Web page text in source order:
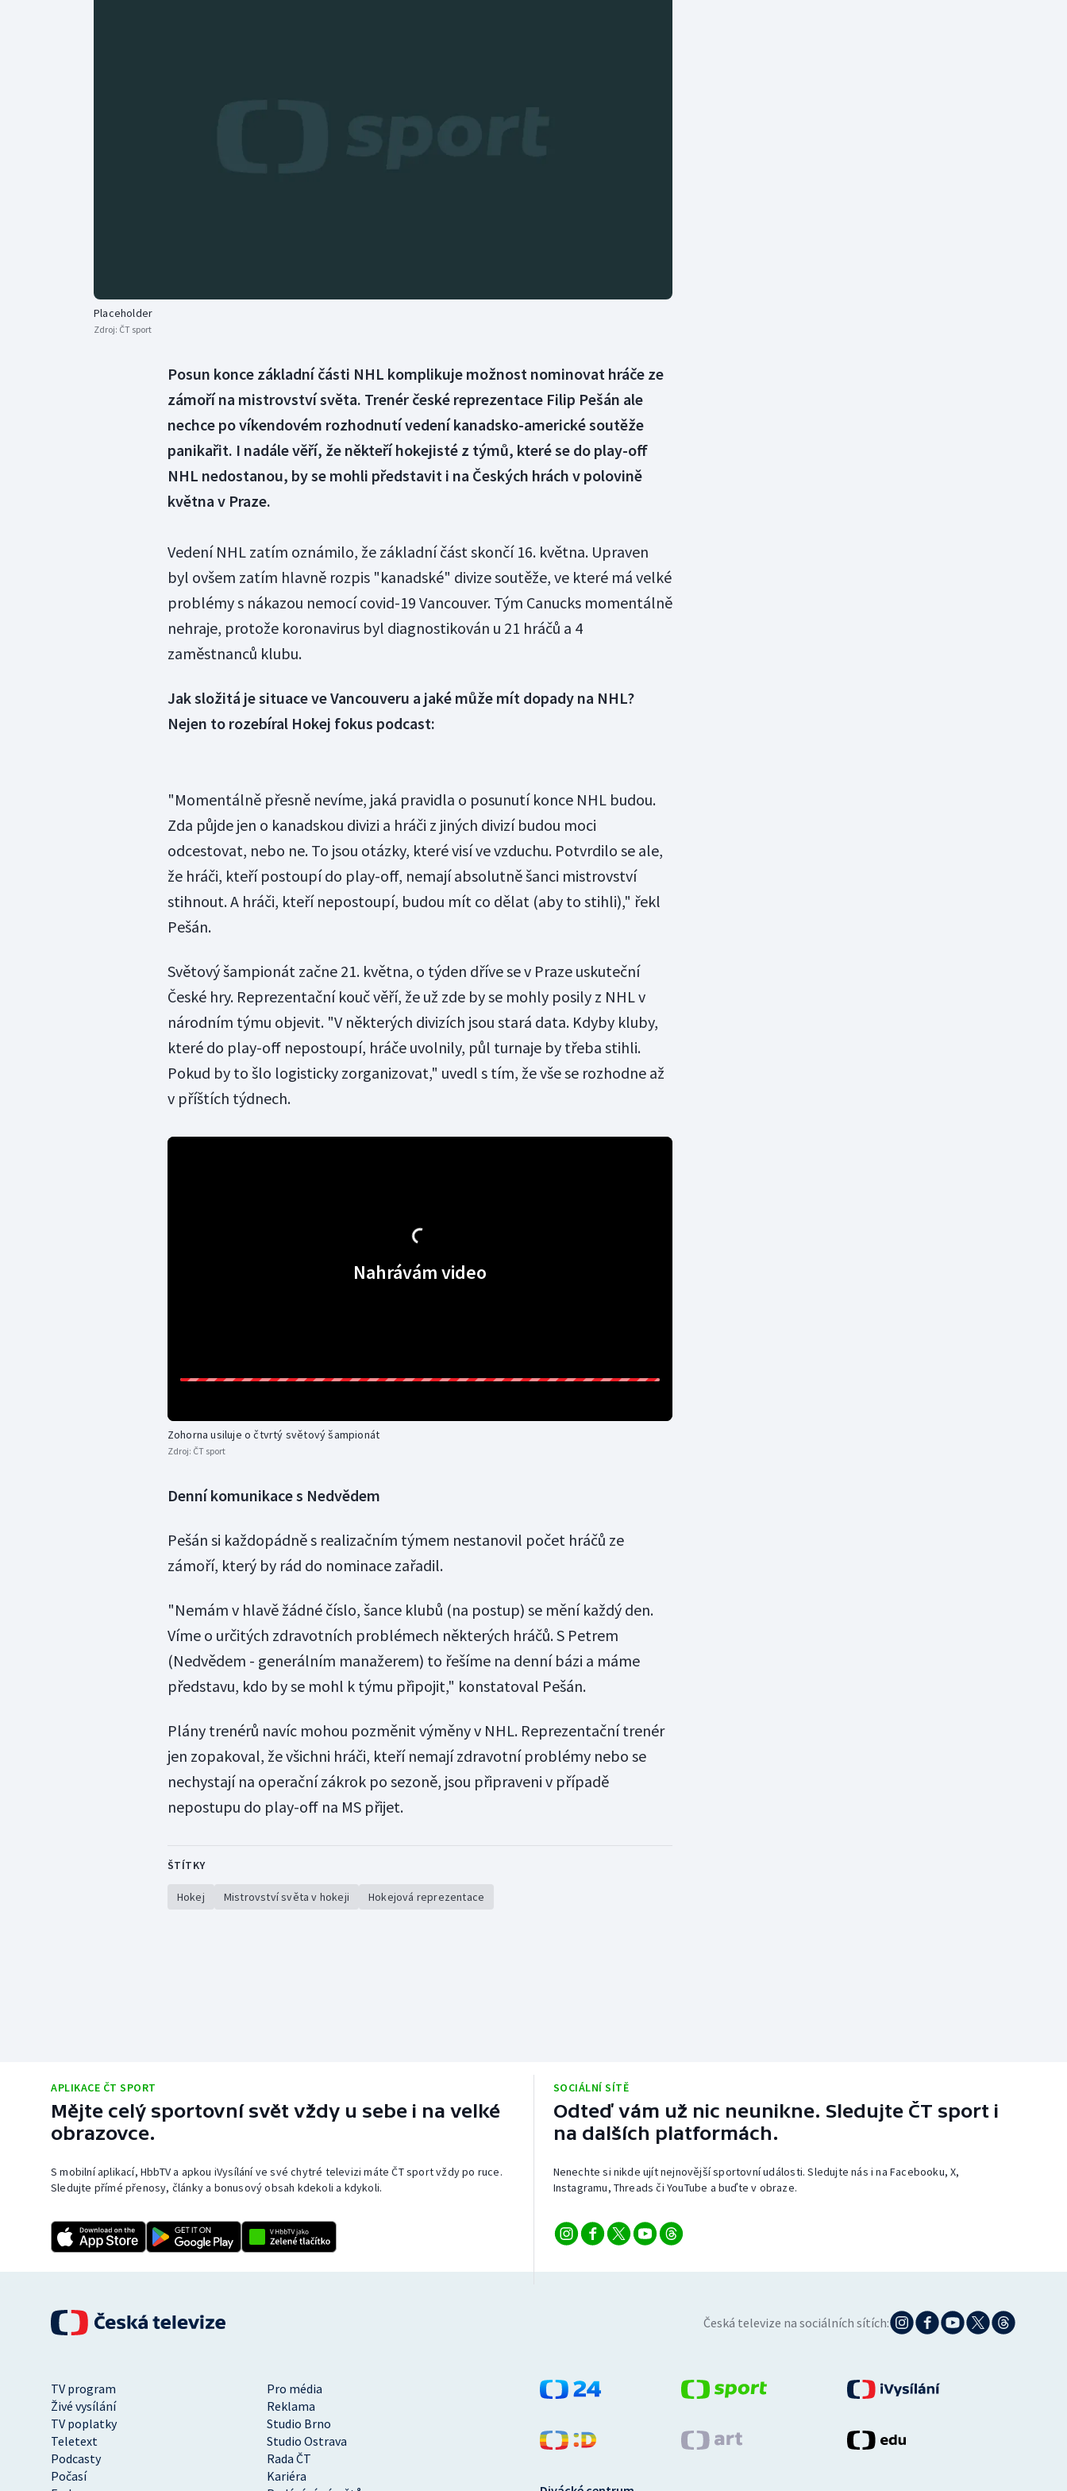
Parasport
Placeholder
Zdroj: ČT sport
Posun konce základní části NHL komplikuje možnost nominovat hráče ze
zámoří na mistrovství světa. Trenér české reprezentace Filip Pešán ale
nechce po víkendovém rozhodnutí vedení kanadsko-americké soutěže
panikařit. I nadále věří, že někteří hokejisté z týmů, které se do play-off
NHL nedostanou, by se mohli představit i na Českých hrách v polovině
května v Praze.
Vedení NHL zatím oznámilo, že základní část skončí 16. května. Upraven
byl ovšem zatím hlavně rozpis "kanadské" divize soutěže, ve které má velké
problémy s nákazou nemocí covid-19 Vancouver. Tým Canucks momentálně
nehraje, protože koronavirus byl diagnostikován u 21 hráčů a 4
zaměstnanců klubu.
Jak složitá je situace ve Vancouveru a jaké může mít dopady na NHL?
Nejen to rozebíral Hokej fokus podcast:
"Momentálně přesně nevíme, jaká pravidla o posunutí konce NHL budou.
Zda půjde jen o kanadskou divizi a hráči z jiných divizí budou moci
odcestovat, nebo ne. To jsou otázky, které visí ve vzduchu. Potvrdilo se ale,
že hráči, kteří postoupí do play-off, nemají absolutně šanci mistrovství
stihnout. A hráči, kteří nepostoupí, budou mít co dělat (aby to stihli)," řekl
Pešán.
Světový šampionát začne 21. května, o týden dříve se v Praze uskuteční
České hry. Reprezentační kouč věří, že už zde by se mohly posily z NHL v
národním týmu objevit. "V některých divizích jsou stará data. Kdyby kluby,
které do play-off nepostoupí, hráče uvolnily, půl turnaje by třeba stihli.
Pokud by to šlo logisticky zorganizovat," uvedl s tím, že vše se rozhodne až
v příštích týdnech.
Nahrávám video
Zohorna usiluje o čtvrtý světový šampionát
Zdroj: ČT sport
Denní komunikace s Nedvědem
Pešán si každopádně s realizačním týmem nestanovil počet hráčů ze
zámoří, který by rád do nominace zařadil.
"Nemám v hlavě žádné číslo, šance klubů (na postup) se mění každý den.
Víme o určitých zdravotních problémech některých hráčů. S Petrem
(Nedvědem - generálním manažerem) to řešíme na denní bázi a máme
představu, kdo by se mohl k týmu připojit," konstatoval Pešán.
Plány trenérů navíc mohou pozměnit výměny v NHL. Reprezentační trenér
jen zopakoval, že všichni hráči, kteří nemají zdravotní problémy nebo se
nechystají na operační zákrok po sezoně, jsou připraveni v případě
nepostupu do play-off na MS přijet.
ŠTÍTKY
Hokej Mistrovství světa v hokeji Hokejová reprezentace
APLIKACE ČT SPORT
Mějte celý sportovní svět vždy u sebe i na velké
obrazovce.
S mobilní aplikací, HbbTV a apkou iVysílání ve své chytré televizi máte ČT sport vždy po ruce.
Sledujte přímé přenosy, články a bonusový obsah kdekoli a kdykoli.
SOCIÁLNÍ SÍTĚ
Odteď vám už nic neunikne. Sledujte ČT sport i
na dalších platformách.
Nenechte si nikde ujít nejnovější sportovní události. Sledujte nás i na Facebooku, X,
Instagramu, Threads či YouTube a buďte v obraze.
Česká televize na sociálních sítích:
TV program
Pro média
Živé vysílání
Reklama
TV poplatky
Studio Brno
Teletext
Studio Ostrava
Podcasty
Rada ČT
Počasí
Kariéra